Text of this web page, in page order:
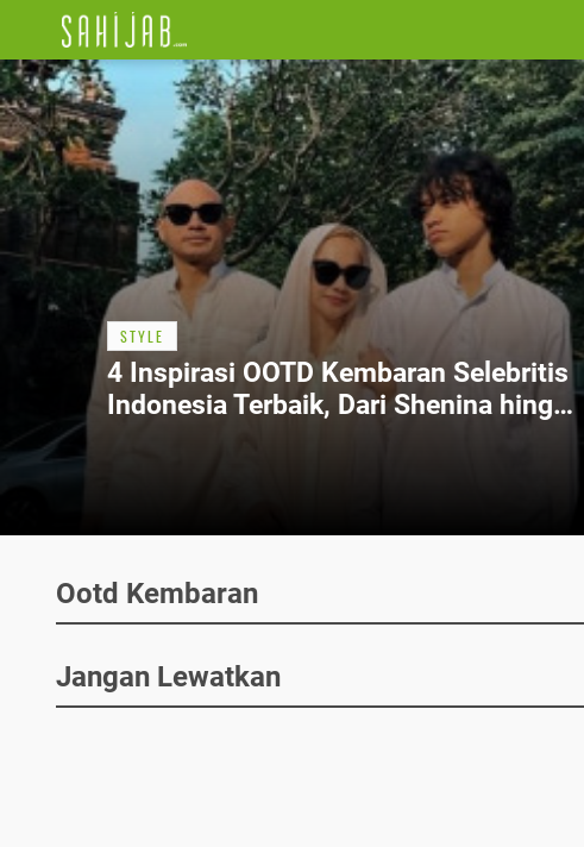
STYLE
4 Inspirasi OOTD Kembaran Selebritis
Indonesia Terbaik, Dari Shenina hingga
Ootd Kembaran
Jangan Lewatkan